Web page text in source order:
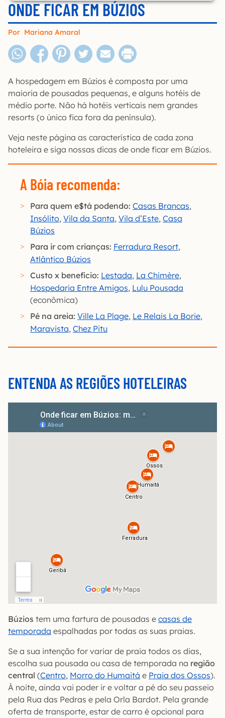
ONDE FICAR EM BÚZIOS
Por Mariana Amaral
A hospedagem em Búzios é composta por uma
maioria de pousadas pequenas, e alguns hotéis de
médio porte. Não há hotéis verticais nem grandes
resorts (o único fica fora da península).
Veja neste página as característica de cada zona
hoteleira e siga nossas dicas de onde ficar em Búzios.
A Bóia recomenda:
Para quem e$tá podendo: Casas Brancas,
Insólito, Vila da Santa, Vila d’Este, Casa
Búzios
Para ir com crianças: Ferradura Resort,
Atlântico Búzios
Custo x benefício: Lestada, La Chimère,
Hospedaria Entre Amigos, Lulu Pousada
(econômica)
Pé na areia: Ville La Plage, Le Relais La Borie,
Maravista, Chez Pitu
ENTENDA AS REGIÕES HOTELEIRAS
Búzios tem uma fartura de pousadas e casas de
temporada espalhadas por todas as suas praias.
Se a sua intenção for variar de praia todos os dias,
escolha sua pousada ou casa de temporada na região
central (Centro, Morro do Humaitá e Praia dos Ossos).
À noite, ainda vai poder ir e voltar a pé do seu passeio
pela Rua das Pedras e pela Orla Bardot. Pela grande
oferta de transporte, estar de carro é opcional para